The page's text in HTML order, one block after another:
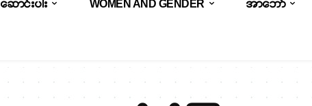
ဆောင်းပါး WOMEN AND GENDER အာဘော်